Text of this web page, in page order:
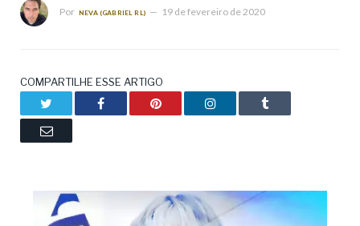
Por NEVA (GABRIEL RL) 19 de fevereiro de 2020
COMPARTILHE ESSE ARTIGO
Facebook Pinterest LinkedIn Tumblr
Email